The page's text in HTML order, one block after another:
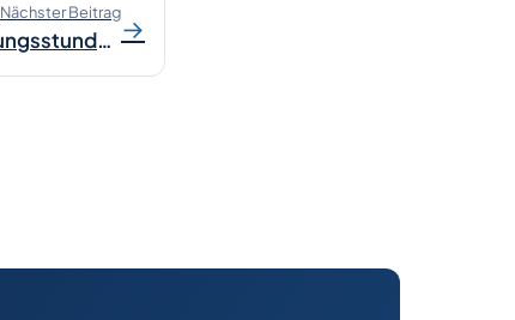
Nächster Beitrag
Planungstool für Fachleistungsstunden und Therapiestunden →